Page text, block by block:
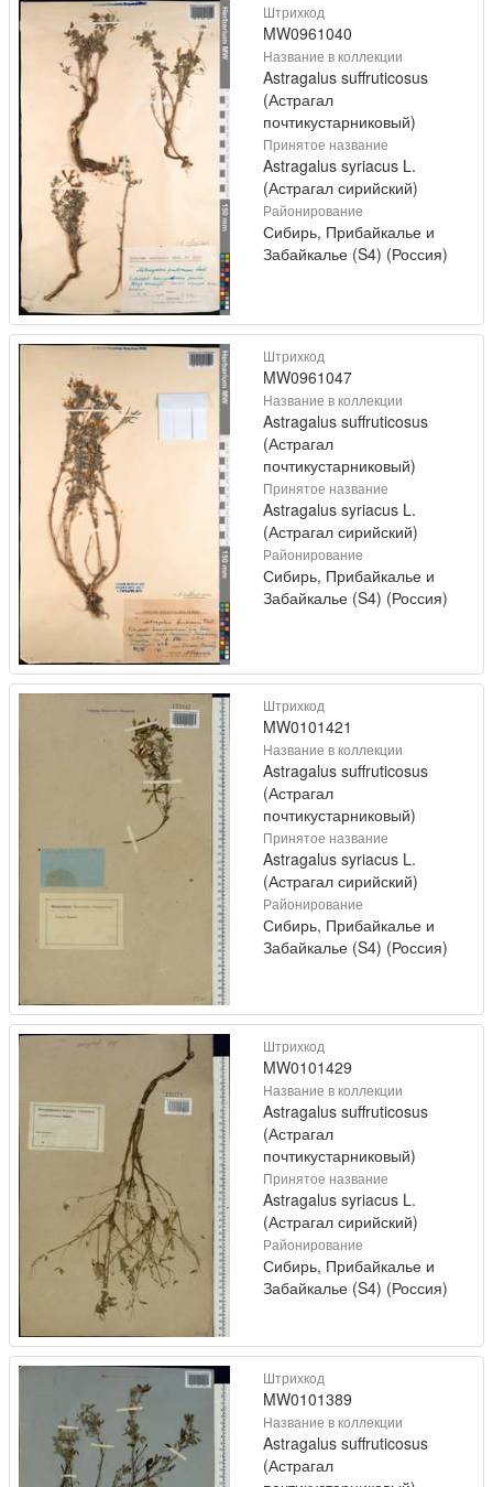
Штрихкод
MW0961040
Название в коллекции
Astragalus suffruticosus
(Астрагал
почтикустарниковый)
Принятое название
Astragalus syriacus L.
(Астрагал сирийский)
Районирование
Сибирь, Прибайкалье и
Забайкалье (S4) (Россия)
Штрихкод
MW0961047
Название в коллекции
Astragalus suffruticosus
(Астрагал
почтикустарниковый)
Принятое название
Astragalus syriacus L.
(Астрагал сирийский)
Районирование
Сибирь, Прибайкалье и
Забайкалье (S4) (Россия)
Штрихкод
MW0101421
Название в коллекции
Astragalus suffruticosus
(Астрагал
почтикустарниковый)
Принятое название
Astragalus syriacus L.
(Астрагал сирийский)
Районирование
Сибирь, Прибайкалье и
Забайкалье (S4) (Россия)
Штрихкод
MW0101429
Название в коллекции
Astragalus suffruticosus
(Астрагал
почтикустарниковый)
Принятое название
Astragalus syriacus L.
(Астрагал сирийский)
Районирование
Сибирь, Прибайкалье и
Забайкалье (S4) (Россия)
Штрихкод
MW0101389
Название в коллекции
Astragalus suffruticosus
(Астрагал